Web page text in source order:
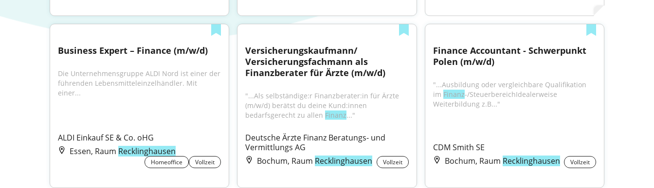
Business Expert – Finance (m/w/d)
Die Unternehmensgruppe ALDI Nord ist einer der
führenden Lebensmitteleinzelhändler. Mit
einer...
ALDI Einkauf SE & Co. oHG
Essen, Raum Recklinghausen
Homeoffice Vollzeit
Versicherungskaufmann/
Versicherungsfachmann als
Finanzberater für Ärzte (m/w/d)
"...Als selbständige:r Finanzberater:in für Ärzte
(m/w/d) berätst du deine Kund:innen
bedarfsgerecht zu allen Finanz..."
Deutsche Ärzte Finanz Beratungs- und
Vermittlungs AG
Bochum, Raum Recklinghausen Vollzeit
Finance Accountant - Schwerpunkt
Polen (m/w/d)
"...Ausbildung oder vergleichbare Qualifikation
im Finanz-/SteuerbereichIdealerweise
Weiterbildung z.B..."
CDM Smith SE
Bochum, Raum Recklinghausen Vollzeit